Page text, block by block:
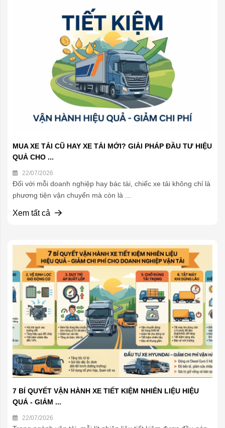
MUA XE TẢI CŨ HAY XE TẢI MỚI? GIẢI PHÁP ĐẦU TƯ HIỆU
QUẢ CHO ...
22/07/2026
Đối với mỗi doanh nghiệp hay bác tài, chiếc xe tải không chỉ là
phương tiện vận chuyển mà còn là ...
Xem tất cả
7 BÍ QUYẾT VẬN HÀNH XE TIẾT KIỆM NHIÊN LIỆU HIỆU
QUÁ - GIẢM ...
22/07/2026